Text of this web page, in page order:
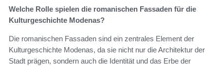
Welche Rolle spielen die romanischen Fassaden für die
Kulturgeschichte Modenas?
Die romanischen Fassaden sind ein zentrales Element der
Kulturgeschichte Modenas, da sie nicht nur die Architektur der
Stadt prägen, sondern auch die Identität und das Erbe der